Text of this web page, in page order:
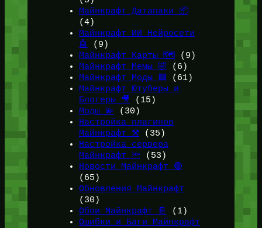
Майнкрафт Датапаки 📦
(4)
Майнкрафт ИИ Нейросети
🤖
(9)
Майнкрафт Карты 🗺️(9)
Майнкрафт Мемы 🤣 (6)
Майнкрафт Моды 🟩 (61)
Майнкрафт Ютуберы и
Блогеры 🎥
(15)
Моды 💫
(30)
Настройка плагинов
Майнкрафт ⚒️(35)
Настройка сервера
Майнкрафт 🔦 (53)
Новости Майнкрафт 🔴
(65)
Обновления Майнкрафт
(30)
Обои Майнкрафт 📔
(1)
Ошибки и Баги Майнкрафт